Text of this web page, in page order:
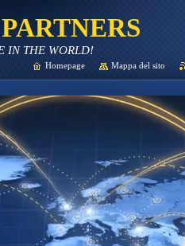
IN THE WORLD!
Homepage Mappa del sito